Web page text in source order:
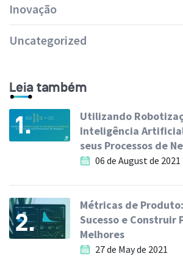
Inovação
Uncategorized
Leia também
1.
Utilizando
Inteligência
seus Processos de
06 de August de 2021
2.
Métricas de
Sucesso e Construir
Melhores
27 de May de 2021